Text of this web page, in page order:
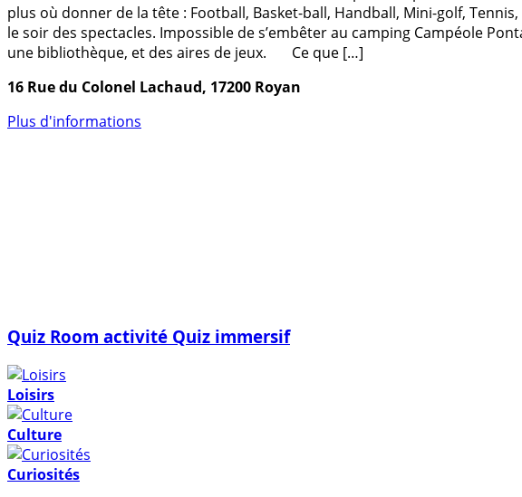
plus où donner de la tête : Football, Basket-ball, Handball, Mini-golf,
le soir des spectacles. Impossible de s’embêter au camping Campéole
une bibliothèque, et des aires de jeux. Ce que […]
16 Rue du Colonel Lachaud, 17200 Royan
Plus d'informations
Quiz Room activité Quiz immersif
Loisirs
Culture
Curiosités